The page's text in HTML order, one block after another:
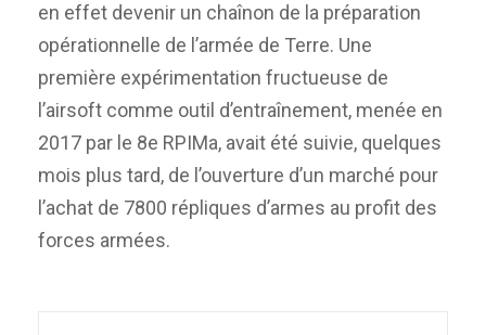
en effet devenir un chaînon de la préparation
opérationnelle de l’armée de Terre. Une
première expérimentation fructueuse de
l’airsoft comme outil d’entraînement, menée en
2017 par le 8e RPIMa, avait été suivie, quelques
mois plus tard, de l’ouverture d’un marché pour
l’achat de 7800 répliques d’armes au profit des
forces armées.